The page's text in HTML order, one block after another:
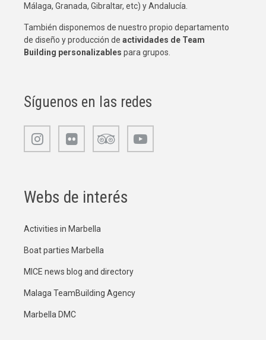
Málaga, Granada, Gibraltar, etc) y Andalucía.
También disponemos de nuestro propio departamento
de diseño y producción de actividades de Team
Building personalizables para grupos.
Síguenos en las redes
Webs de interés
Activities in Marbella
Boat parties Marbella
MICE news blog and directory
Malaga TeamBuilding Agency
Marbella DMC